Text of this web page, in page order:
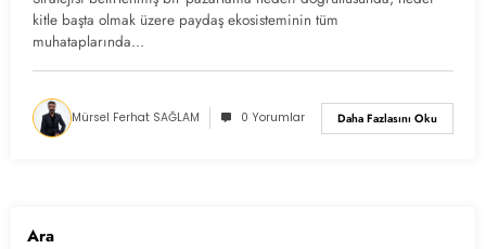
kitle başta olmak üzere paydaş ekosisteminin tüm
muhataplarında…
Mürsel Ferhat SAĞLAM 0 Yorumlar Daha Fazlasını Oku
Ara